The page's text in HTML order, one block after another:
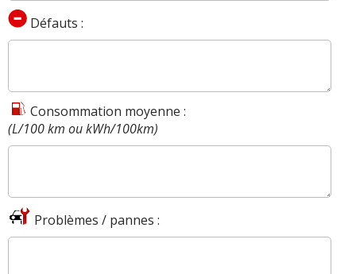
Défauts :
Consommation moyenne :
(L/100 km ou kWh/100km)
Problèmes / pannes :